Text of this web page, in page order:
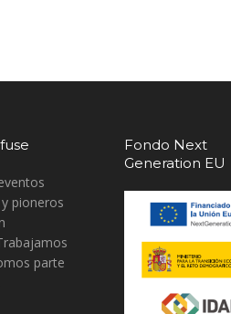
pioneros
parte
Fondo Next
Generation EU